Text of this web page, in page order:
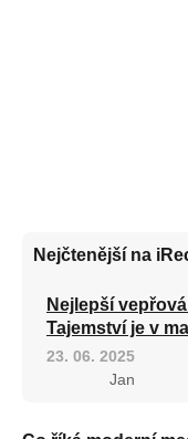
Nejčtenější na
Nejlepší
Tajemství je v
23. 06. 2025
Jan